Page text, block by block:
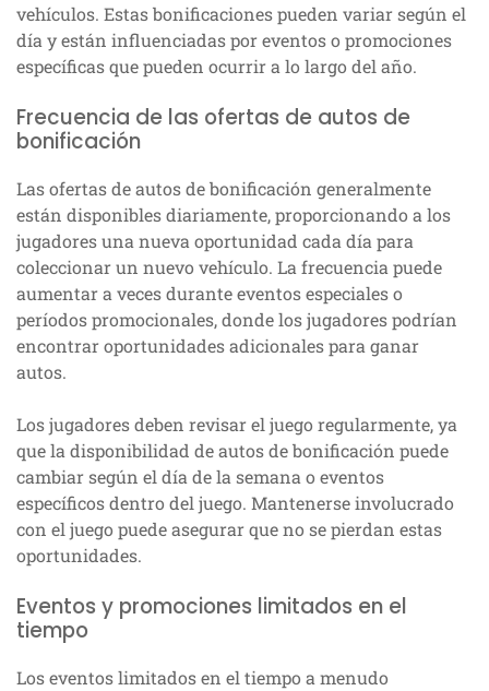
vehículos. Estas bonificaciones pueden variar según el
día y están influenciadas por eventos o promociones
específicas que pueden ocurrir a lo largo del año.
Frecuencia de las ofertas de autos de
bonificación
Las ofertas de autos de bonificación generalmente
están disponibles diariamente, proporcionando a los
jugadores una nueva oportunidad cada día para
coleccionar un nuevo vehículo. La frecuencia puede
aumentar a veces durante eventos especiales o
períodos promocionales, donde los jugadores podrían
encontrar oportunidades adicionales para ganar
autos.
Los jugadores deben revisar el juego regularmente, ya
que la disponibilidad de autos de bonificación puede
cambiar según el día de la semana o eventos
específicos dentro del juego. Mantenerse involucrado
con el juego puede asegurar que no se pierdan estas
oportunidades.
Eventos y promociones limitados en el
tiempo
Los eventos limitados en el tiempo a menudo